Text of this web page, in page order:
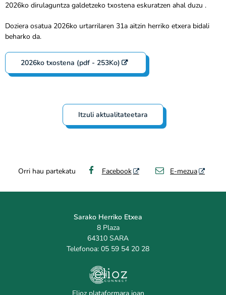
2026ko dirulaguntza galdetzeko txostena eskuratzen ahal duzu .
Doziera osatua 2026ko urtarrilaren 31a aitzin herriko etxera bidali
beharko da.
2026ko txostena (pdf - 253Ko)
Itzuli aktualitateetara
Orri hau partekatu Facebook E-mezua
Sarako Herriko Etxea
8 Plaza
64310 SARA
Telefonoa: 05 59 54 20 28